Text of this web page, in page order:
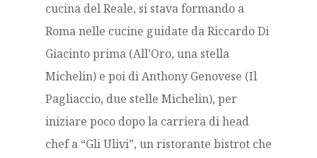
cucina del Reale, si stava formando a
Roma nelle cucine guidate da Riccardo Di
Giacinto prima (All’Oro, una stella
Michelin) e poi di Anthony Genovese (Il
Pagliaccio, due stelle Michelin), per
iniziare poco dopo la carriera di head
chef a “Gli Ulivi”, un ristorante bistrot che